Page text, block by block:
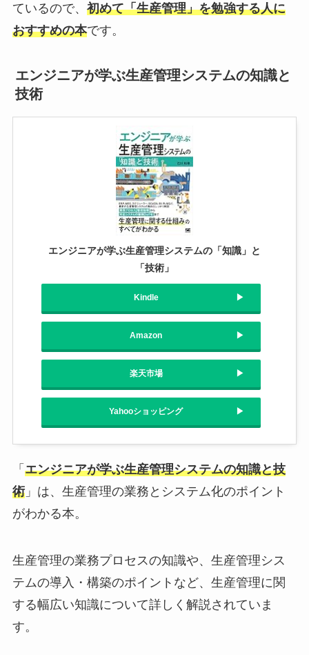
ているので、 初めて「生産管理」を勉強する人に
おすすめの本です。
エンジニアが学ぶ生産管理システムの知識と
技術
エンジニアが学ぶ生産管理システムの「知識」と
「技術」
Kindle
Amazon
楽天市場
Yahooショッピング
「 エンジニアが学ぶ生産管理システムの知識と技
術」は、生産管理の業務とシステム化のポイント
がわかる本。
生産管理の業務プロセスの知識や、生産管理シス
テムの導入・構築のポイントなど、生産管理に関
する幅広い知識について詳しく解説されていま
す。